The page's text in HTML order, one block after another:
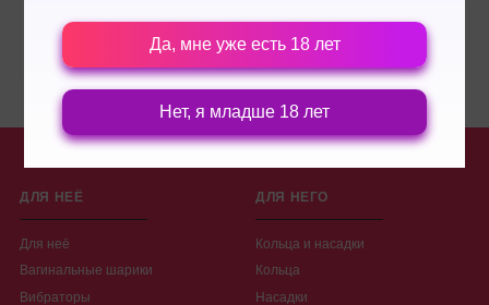
Да, мне уже есть 18 лет
Нет, я младше 18 лет
ДЛЯ НЕЁ
Для неё
Вагинальные шарики
Вибраторы
ДЛЯ НЕГО
Кольца и насадки
Кольца
Насадки